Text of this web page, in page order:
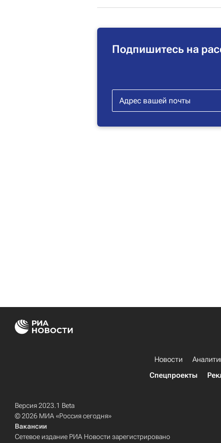
Подпишитесь на
Новости
Спецпроекты
Версия 2023.1 Beta
© 2026 МИА «Россия сегодня»
Вакансии
Сетевое издание РИА Новости зарегистрировано